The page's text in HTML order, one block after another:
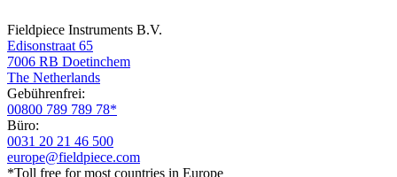
Fieldpiece Instruments B.V.
Edisonstraat 65
7006 RB Doetinchem
The Netherlands
Gebührenfrei:
00800 789 789 78*
Büro:
0031 20 21 46 500
europe@fieldpiece.com
*Toll free for most countries in Europe